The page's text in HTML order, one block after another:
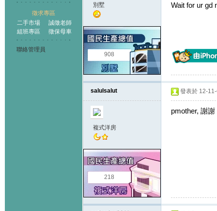
徵求專區
二手市場
誠徵老師
組班專區
徵保母車
聯絡管理員
別墅
908
Wait for ur gd
salulsalut
複式洋房
218
發表於 12-
pmother, 謝